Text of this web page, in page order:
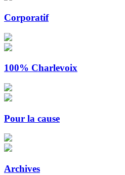
Corporatif
100% Charlevoix
Pour la cause
Archives